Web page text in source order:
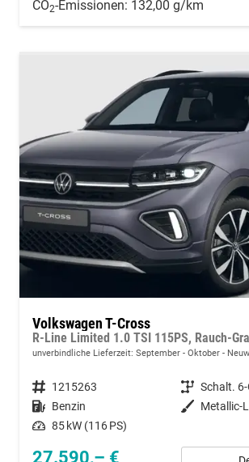
CO2-Emissionen: 132,00 g/km
Volkswagen T-Cross
unverbindliche Lieferzeit: September - Oktober
Fahrzeugnummer 1215263 Getriebe Schalt.
Kraftstoff Benzin Außenfarbe
Leistung 85 kW (116 PS)
27.590,– €